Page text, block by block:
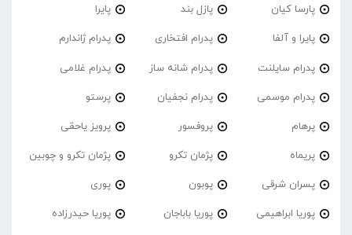
پارسا کیان پازل بند پایرا
پایرا و آلفا پدرام افتخاری پدرام ژاندارم
پدرام‌ سایلنت پدرام شانه ساز پدرام غلامی
پدرام موسمی پدرام نجفیان پرستو
پرهام پروفسور پرویز یاحقی
پریماه پژمان تکرو پژمان تکرو و چوبین
پسران شرقی پوبون پوری
پوریا ابراهیمی پوریا باباجان پوریا حیدرزاده